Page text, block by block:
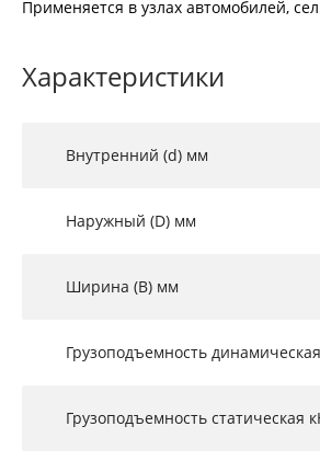
Применяется в узлах автомобилей,
Характеристики
Внутренний (d) мм
Наружный (D) мм
Ширина (B) мм
Грузоподъемность
Грузоподъемность статическая